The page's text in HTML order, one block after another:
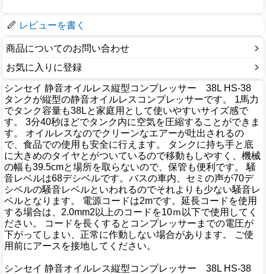
レビューを書く
商品についてのお問い合わせ
お気に入りに登録
シンセイ 静音オイルレス縦型コンプレッサー 38L HS-38
タンクが縦型の静音オイルレスコンプレッサーです。 1馬力
でタンク容量も38Lと家庭用として使いやすいサイズ感で
す。 3分40秒ほどでタンク内に空気を圧縮することができま
す。 オイルレスなのでクリーンなエアーが吐出されるの
で、食品での使用も安全に行えます。 タンクに持ち手と底
に大きめのタイヤとがついているので移動もしやすく、機械
の幅も39.5cmと場所を取らないので、保管も便利です。 騒
音レベルは68デシベルです。バスの車内、セミの声が70デ
シベルの騒音レベルといわれるのでそれよりも少ない騒音レ
ベルとなります。 電源コードは2mです。延長コードを使用
する場合は、2.0mm2以上のコードを10ｍ以下で使用してく
ださい。 コードを長くするとコンプレッサーまでの電圧が
下がってしまい、正常に作動しない場合があります。 ご使
用前にアースを接地してください。
シンセイ 静音オイルレス縦型コンプレッサー 38L HS-38